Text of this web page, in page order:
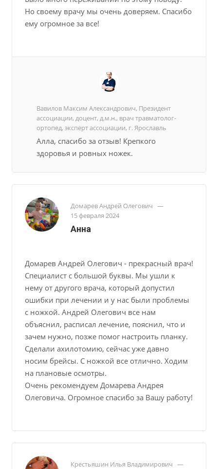
Но своему врачу мы очень доверяем. Спасибо
ему огромное за все!
Вавилов Максим Александрович, Президент
ассоциации, доцент, д.м.н., врач травматолог-
ортопед, эксперт ассоциации, г. Ярославль
Алла, спасибо за отзыв! Крепкого
здоровья и ровных ножек.
Домарев Андрей Олегович —
15 февраля 2024
Анна
Домарев Андрей Олегович - прекрасный врач!
Специалист с большой буквы. Мы ушли к
нему от другого врача, который допустил
ошибки при лечении и у нас были проблемы
с ножкой. Андрей Олегович все нам
объяснил, расписал лечение, пояснил, что и
зачем нужно, позже помог настроить планку.
Сделали ахилотомию, сейчас уже давно
носим брейсы. С ножкой все отлично. Ходим
на плановые осмотры.
Очень рекомендуем Домарева Андрея
Олеговича. Огромное спасибо за Вашу работу!
Крестьяшин Илья Владимирович —